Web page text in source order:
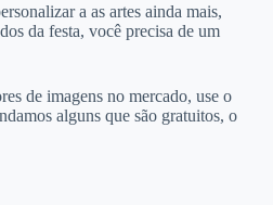
a as artes ainda mais,
da festa, você precisa de um
de imagens no mercado, use o
alguns que são gratuitos, o